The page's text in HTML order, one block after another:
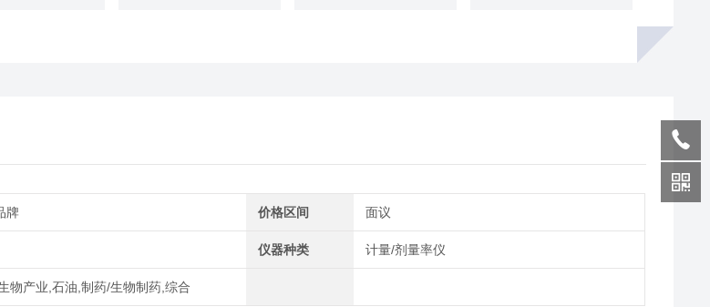
牌 价格区间 面议
仪器种类 计量/剂量率仪
物产业,石油,制药/生物制药,综合